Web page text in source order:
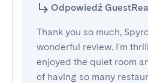
Odpowiedź
Thank you so much,
wonderful review. I'm
enjoyed the quiet room
of having so many